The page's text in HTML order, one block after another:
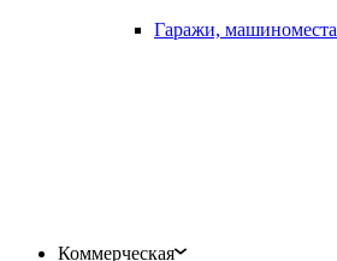
Гаражи, машиноместа
Коммерческая